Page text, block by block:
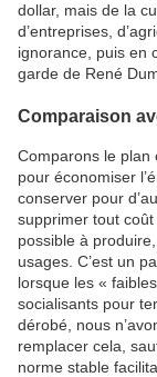
dollar, mais de la
d’entreprises,
ignorance, puis en
garde de René
Comparaison
Comparons le plan
pour économiser
conserver pour
supprimer tout
possible à
usages. C’est un
lorsque les «
socialisants pour
dérobé, nous
remplacer cela,
norme stable